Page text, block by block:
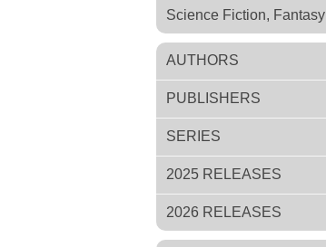
Science Fiction, Fantasy
AUTHORS
PUBLISHERS
SERIES
2025 RELEASES
2026 RELEASES